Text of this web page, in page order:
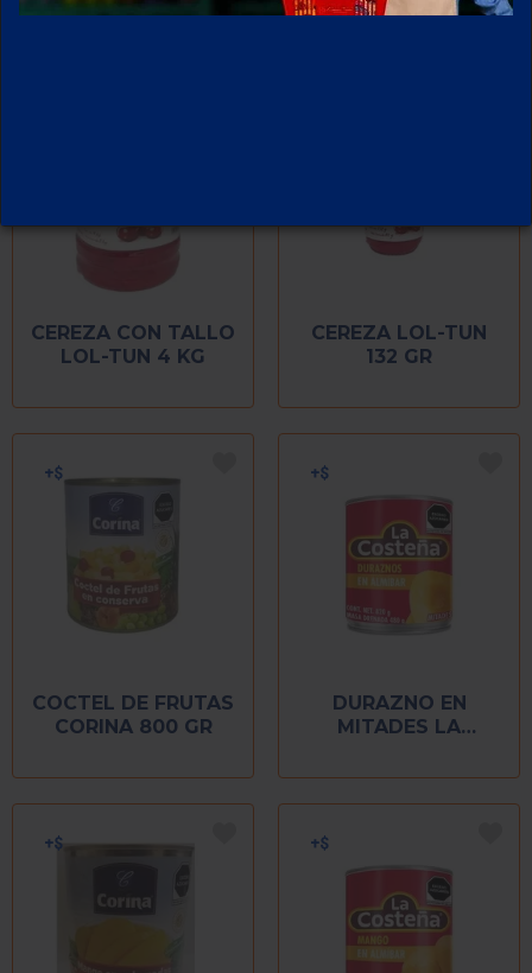
CEREZA CON TALLO
LOL-TUN 4 KG
CEREZA LOL-TUN
132 GR
COCTEL DE FRUTAS
CORINA 800 GR
DURAZNO EN
MITADES LA